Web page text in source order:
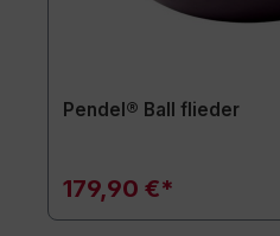
Pendel® Ball flieder
179,90 €*